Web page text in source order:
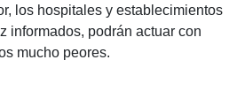
los hospitales y establecimientos
informados, podrán actuar con
mucho peores.